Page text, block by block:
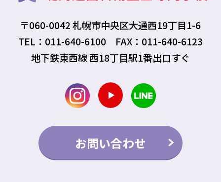
〒060-0042 札幌市中央区大通西19丁目1-6
TEL：011-640-6100 FAX：011-640-6123
地下鉄東西線 西18丁目駅1番出口すぐ
お問い合わせ